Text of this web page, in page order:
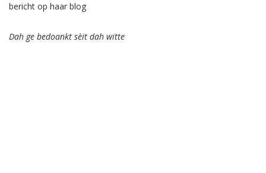
bericht op haar blog
Dah ge bedoankt sèit dah witte